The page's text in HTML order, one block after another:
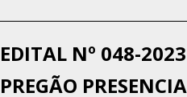
EDITAL Nº 048-
PREGÃO